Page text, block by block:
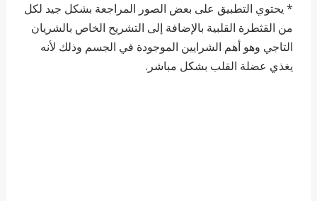
* يحتوي التطبيق على بعض الصور المراجعة بشكل جيد لكل
من القثطرة القلبية بالإضافة إلى التشريح الخاص بالشريان
التاجي وهو أهم الشرايين الموجودة في الجسم وذلك لأنه
يغذي عضلة القلب بشكل مباشر.